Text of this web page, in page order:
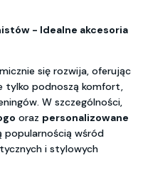
- Idealne akcesoria
się rozwija, oferując
tylko podnoszą komfort,
W szczególności,
oraz personalizowane
popularnością wśród
i stylowych